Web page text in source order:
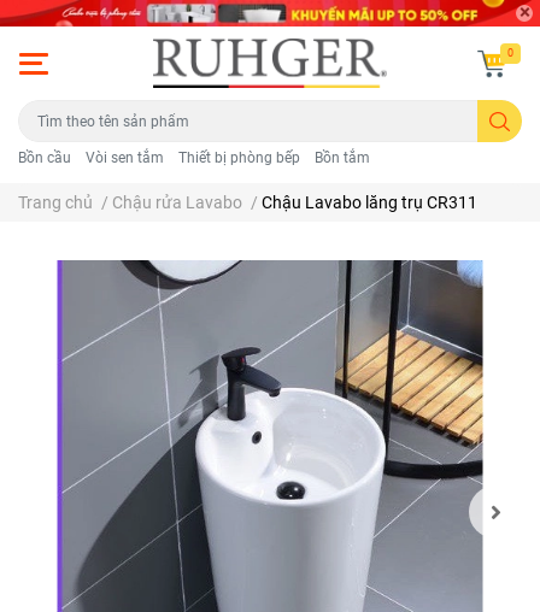
Bồn cầu Vòi sen tắm Thiết bị phòng bếp Bồn tắm
0
Trang chủ / Chậu rửa Lavabo / Chậu Lavabo lăng trụ CR311